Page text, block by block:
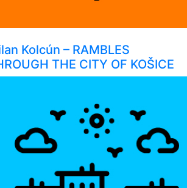
Kolcún – RAMBLES
THE CITY OF KOŠICE